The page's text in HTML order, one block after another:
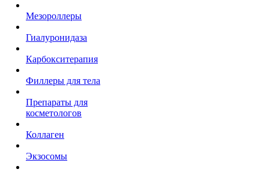
Мезороллеры
Гиалуронидаза
Карбокситерапия
Филлеры для тела
Препараты для
косметологов
Коллаген
Экзосомы